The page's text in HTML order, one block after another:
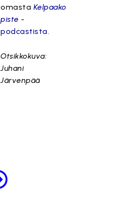
omasta Kelpaako
piste -
podcastista.
Otsikkokuva:
Juhani
Järvenpää